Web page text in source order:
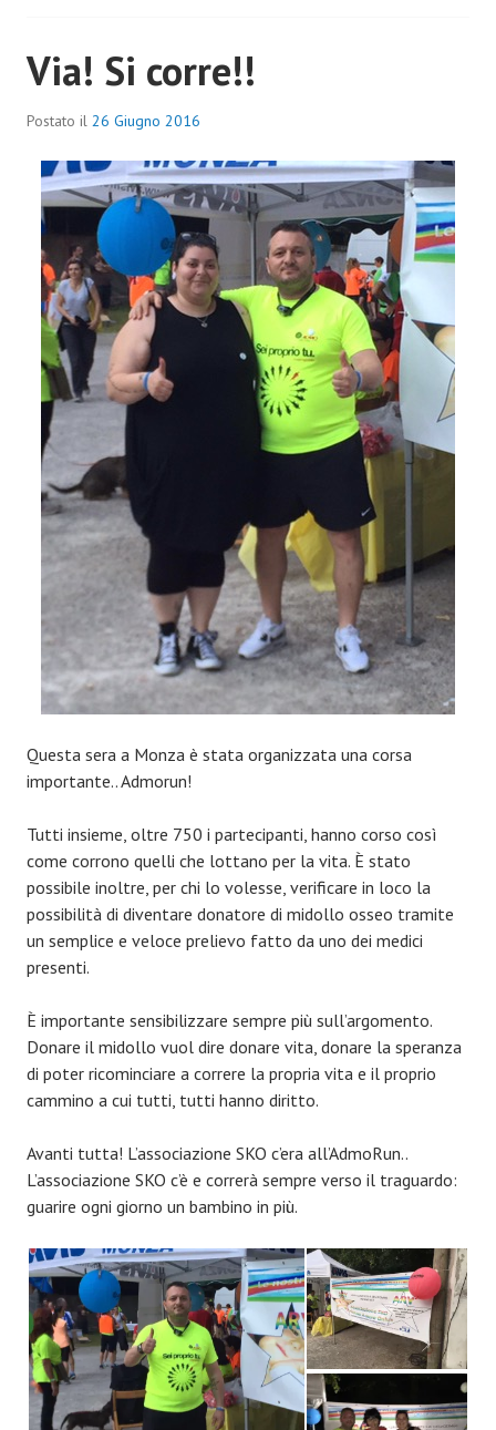
Via! Si corre!!
Postato il 26 Giugno 2016
Questa sera a Monza è stata organizzata una corsa
importante.. Admorun!
Tutti insieme, oltre 750 i partecipanti, hanno corso così
come corrono quelli che lottano per la vita. È stato
possibile inoltre, per chi lo volesse, verificare in loco la
possibilità di diventare donatore di midollo osseo tramite
un semplice e veloce prelievo fatto da uno dei medici
presenti.
È importante sensibilizzare sempre più sull’argomento.
Donare il midollo vuol dire donare vita, donare la speranza
di poter ricominciare a correre la propria vita e il proprio
cammino a cui tutti, tutti hanno diritto.
Avanti tutta! L’associazione SKO c’era all’AdmoRun..
L’associazione SKO c’è e correrà sempre verso il traguardo:
guarire ogni giorno un bambino in più.